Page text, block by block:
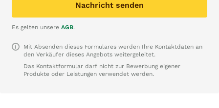
Nachricht senden
Es gelten unsere AGB.
Mit Absenden dieses Formulares werden Ihre Kontaktdaten an
den Verkäufer dieses Angebots weitergeleitet.
Das Kontaktformular darf nicht zur Bewerbung eigener
Produkte oder Leistungen verwendet werden.